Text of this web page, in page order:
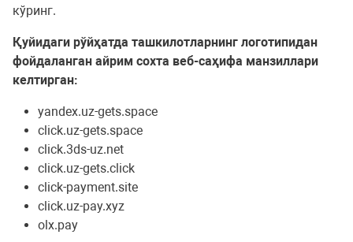
кўринг.
Қуйидаги рўйҳатда ташкилотларнинг логотипидан
фойдаланган айрим сохта веб-саҳифа манзиллари
келтирган:
yandex.uz-gets.space
click.uz-gets.space
click.3ds-uz.net
click.uz-gets.click
click-payment.site
click.uz-pay.xyz
olx.pay